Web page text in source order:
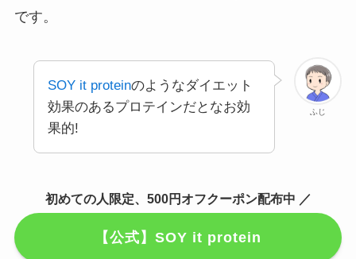
です。
ふじ
SOY it proteinのようなダイエット
効果のあるプロテインだとなお効
果的!
初めての人限定、500円オフクーポン配布中 ／
【公式】SOY it protein